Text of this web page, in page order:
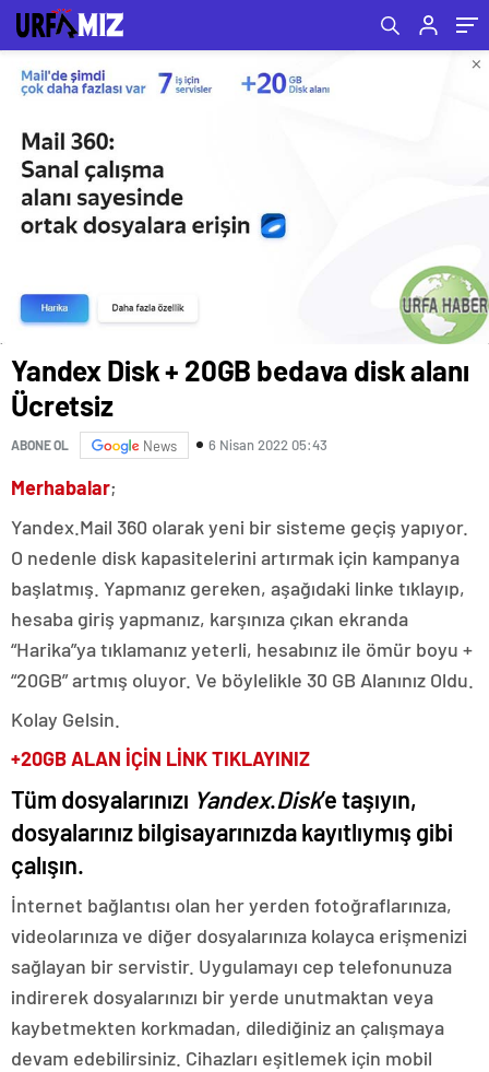
Yandex Disk + 20GB bedava disk alanı
Ücretsiz
ABONE OL News 6 Nisan 2022 05:43
Merhabalar;
Yandex.Mail 360 olarak yeni bir sisteme geçiş yapıyor.
O nedenle disk kapasitelerini artırmak için kampanya
başlatmış. Yapmanız gereken, aşağıdaki linke tıklayıp,
hesaba giriş yapmanız, karşınıza çıkan ekranda
“Harika”ya tıklamanız yeterli, hesabınız ile ömür boyu +
“20GB” artmış oluyor. Ve böylelikle 30 GB Alanınız Oldu.
Kolay Gelsin.
+20GB ALAN İÇİN LİNK TIKLAYINIZ
Tüm dosyalarınızı Yandex.Disk‘e taşıyın,
dosyalarınız bilgisayarınızda kayıtlıymış gibi
çalışın.
İnternet bağlantısı olan her yerden fotoğraflarınıza,
videolarınıza ve diğer dosyalarınıza kolayca erişmenizi
sağlayan bir servistir. Uygulamayı cep telefonunuza
indirerek dosyalarınızı bir yerde unutmaktan veya
kaybetmekten korkmadan, dilediğiniz an çalışmaya
devam edebilirsiniz. Cihazları eşitlemek için mobil